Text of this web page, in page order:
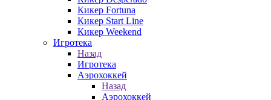
Кикер Fortuna
Кикер Start Line
Кикер Weekend
Игротека
Назад
Игротека
Аэрохоккей
Назад
Аэрохоккей